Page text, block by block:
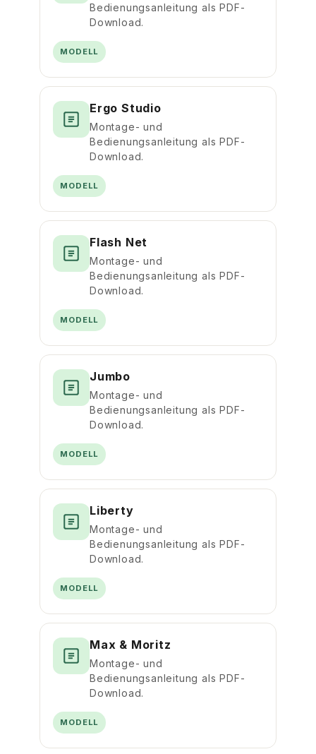
Bedienungsanleitung als PDF-
Download.
MODELL
Ergo Studio
Montage- und
Bedienungsanleitung als PDF-
Download.
MODELL
Flash Net
Montage- und
Bedienungsanleitung als PDF-
Download.
MODELL
Jumbo
Montage- und
Bedienungsanleitung als PDF-
Download.
MODELL
Liberty
Montage- und
Bedienungsanleitung als PDF-
Download.
MODELL
Max & Moritz
Montage- und
Bedienungsanleitung als PDF-
Download.
MODELL